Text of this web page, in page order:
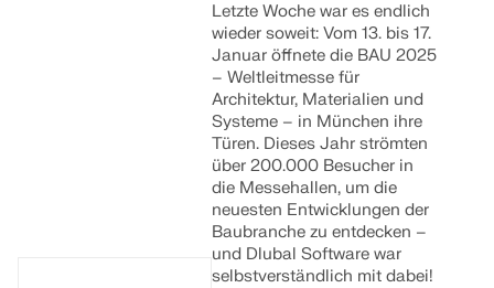
Letzte Woche war es endlich
wieder soweit: Vom 13. bis 17.
Januar öffnete die BAU 2025
– Weltleitmesse für
Architektur, Materialien und
Systeme – in München ihre
Türen. Dieses Jahr strömten
über 200.000 Besucher in
die Messehallen, um die
neuesten Entwicklungen der
Baubranche zu entdecken –
und Dlubal Software war
selbstverständlich mit dabei!